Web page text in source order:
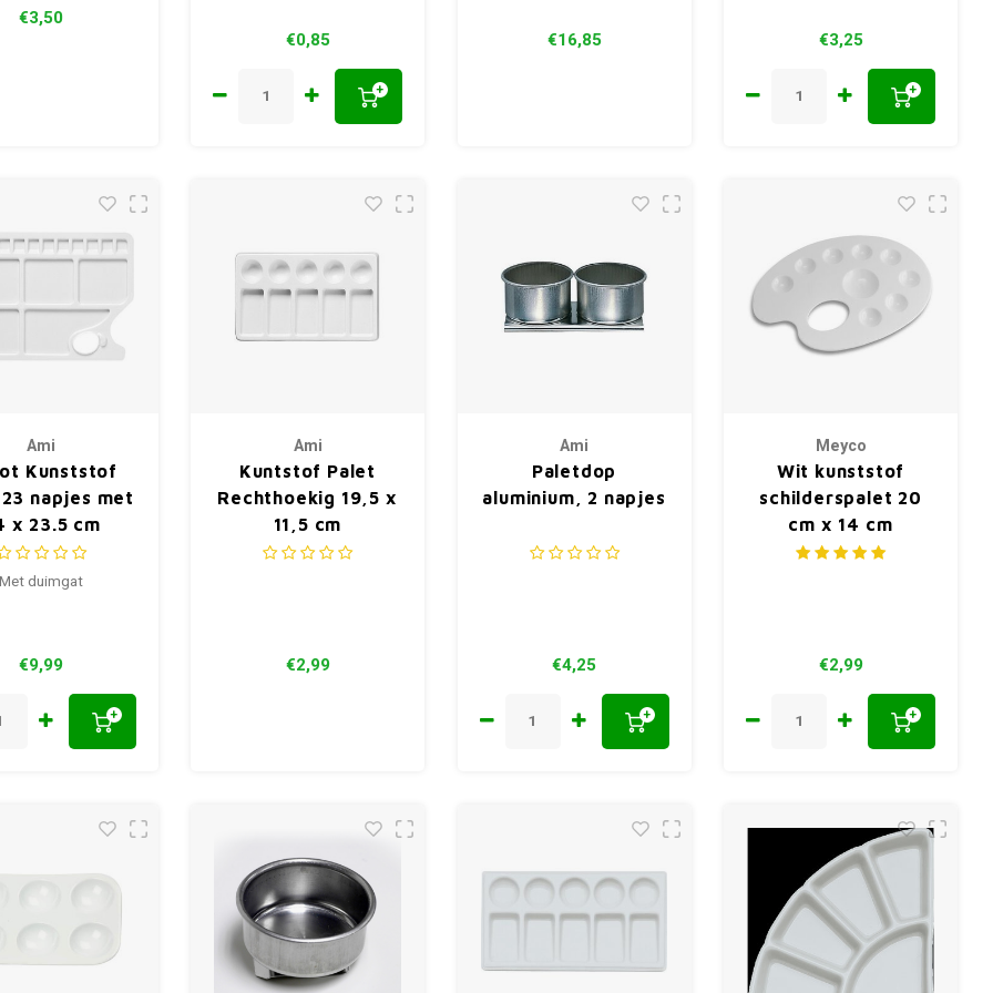
€3,50
€0,85
+
€16,85 €3,25
+
Ami
Kunststof
napjes met
x 23.5 cm
Met duimgat
€9,99
+
Ami
Kuntstof Palet
Rechthoekig 19,5 x
11,5 cm
€2,99
Ami
Paletdop
aluminium, 2 napjes
€4,25
+
Meyco
Wit kunststof
schilderspalet 20
cm x 14 cm
€2,99
+